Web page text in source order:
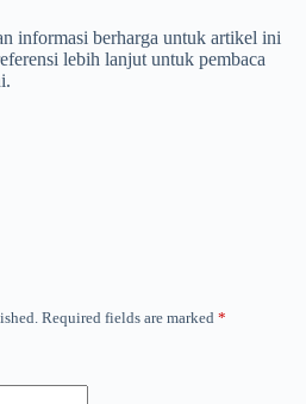
informasi berharga untuk artikel ini
lebih lanjut untuk pembaca
Required fields are marked *